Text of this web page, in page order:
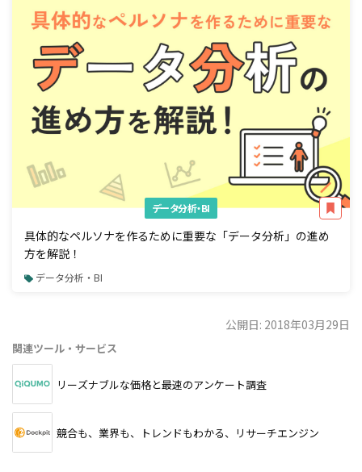
データ分析・BI
具体的なペルソナを作るために重要な「データ分析」の進め
方を解説！
データ分析・BI
公開日: 2018年03月29日
関連ツール・サービス
リーズナブルな価格と最速のアンケート調査
競合も、業界も、トレンドもわかる、リサーチエンジン